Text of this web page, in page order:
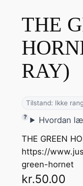
THE
RAY)
Tilstand: Ikke
Hvordan
THE GREEN
https://
green-hornet
kr.50.00